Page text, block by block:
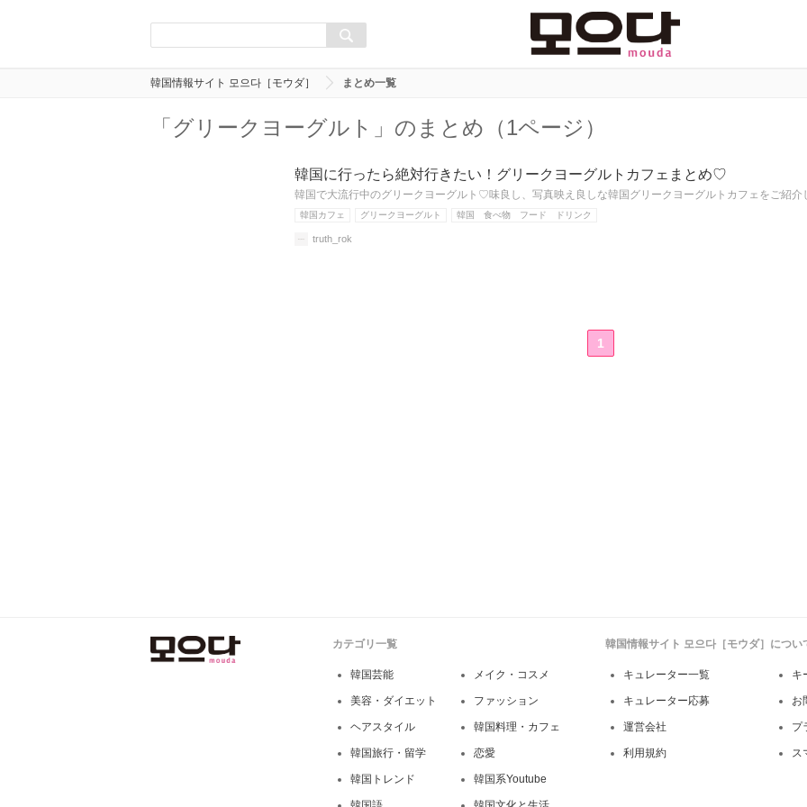
韓国情報サイト 모으다［モウダ］ まとめ一覧
「グリークヨーグルト」のまとめ（1ページ）
韓国に行ったら絶対行きたい！グリークヨーグルトカフェまとめ♡
韓国で大流行中のグリークヨーグルト♡味良し、写真映え良しな韓国グリークヨーグルトカフェをご紹介
韓国カフェ グリークヨーグルト 韓国 食べ物 フード ドリンク
truth_rok
1
カテゴリ一覧
韓国芸能 メイク・コスメ
美容・ダイエット ファッション
ヘアスタイル 韓国料理・カフェ
韓国旅行・留学 恋愛
韓国トレンド 韓国系Youtube
韓国情報サイト 모으다［モウダ］につい
キュレーター一覧 キ
キュレーター応募 お
運営会社 プ
利用規約 ス